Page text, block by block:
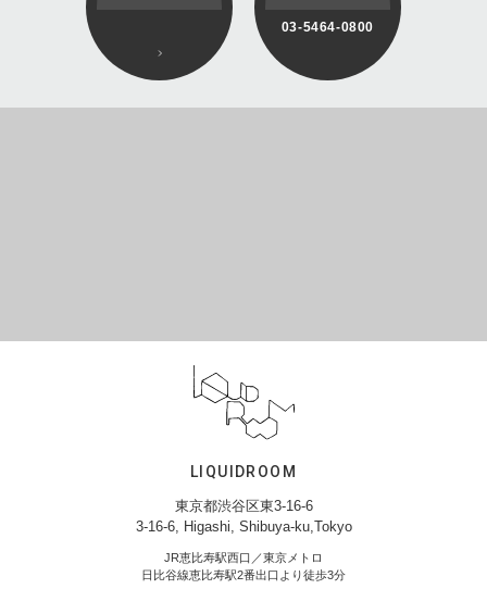
03-5464-0800
LIQUIDROOM
東京都渋谷区東3-16-6
3-16-6, Higashi, Shibuya-ku,Tokyo
JR恵比寿駅西口／東京メトロ
日比谷線恵比寿駅2番出口より徒歩3分